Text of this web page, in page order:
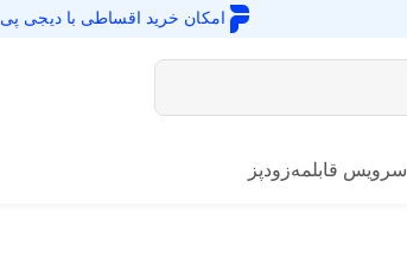
امکان خرید اقساطی بادیجی پی
سرویس قابلمهزودپز